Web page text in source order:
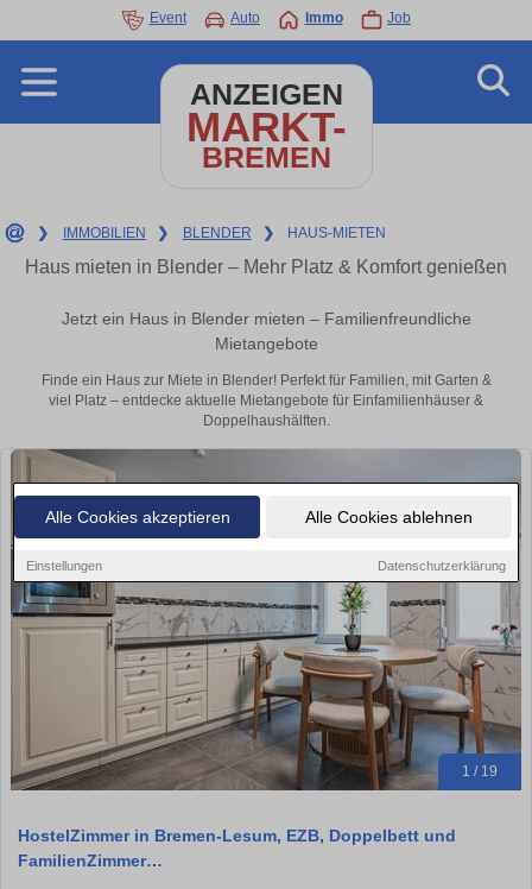
Alle Cookies akzeptieren Alle Cookies ablehnen
Einstellungen Datenschutzerklärung
Event Auto Immo Job
ANZEIGEN
MARKT-
BREMEN
❯ IMMOBILIEN ❯ BLENDER ❯ HAUS-MIETEN
Haus mieten in Blender – Mehr Platz & Komfort genießen
Jetzt ein Haus in Blender mieten – Familienfreundliche
Mietangebote
Finde ein Haus zur Miete in Blender! Perfekt für Familien, mit Garten &
viel Platz – entdecke aktuelle Mietangebote für Einfamilienhäuser &
Doppelhaushälften.
1 / 19
HostelZimmer in Bremen-Lesum, EZB, Doppelbett und
FamilienZimmer…